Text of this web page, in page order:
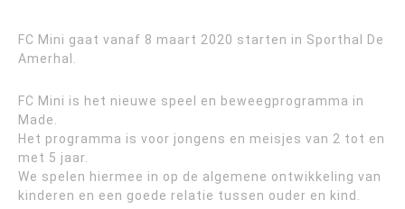
FC Mini gaat vanaf 8 maart 2020 starten in Sporthal De
Amerhal.
FC Mini is het nieuwe speel en beweegprogramma in
Made.
Het programma is voor jongens en meisjes van 2 tot en
met 5 jaar.
We spelen hiermee in op de algemene ontwikkeling van
kinderen en een goede relatie tussen ouder en kind.